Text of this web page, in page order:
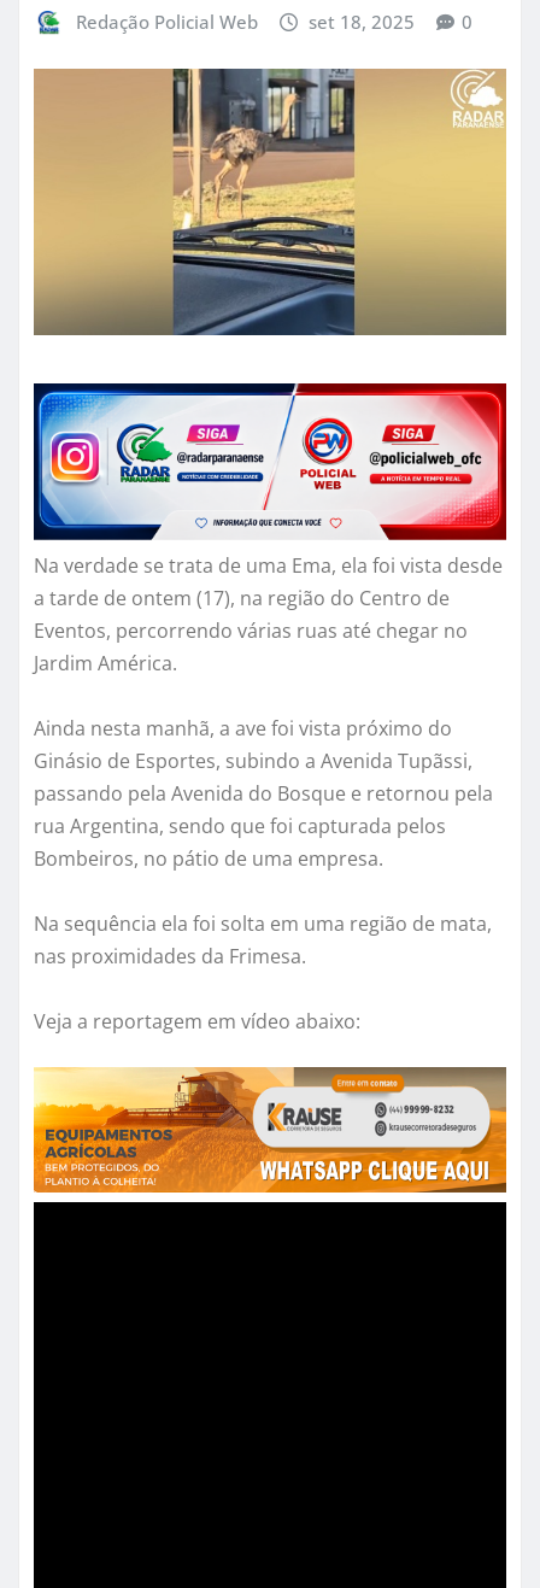
Redação Policial Web set 18, 2025 0
Na verdade se trata de uma Ema, ela foi vista desde
a tarde de ontem (17), na região do Centro de
Eventos, percorrendo várias ruas até chegar no
Jardim América.
Ainda nesta manhã, a ave foi vista próximo do
Ginásio de Esportes, subindo a Avenida Tupãssi,
passando pela Avenida do Bosque e retornou pela
rua Argentina, sendo que foi capturada pelos
Bombeiros, no pátio de uma empresa.
Na sequência ela foi solta em uma região de mata,
nas proximidades da Frimesa.
Veja a reportagem em vídeo abaixo: